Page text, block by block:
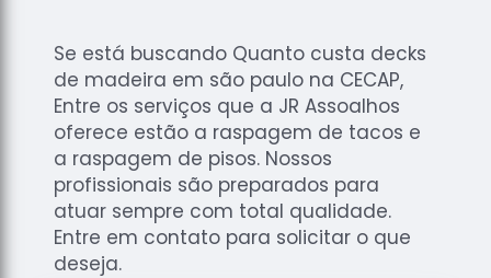
Se está buscando Quanto custa decks
de madeira em são paulo na CECAP,
Entre os serviços que a JR Assoalhos
oferece estão a raspagem de tacos e
a raspagem de pisos. Nossos
profissionais são preparados para
atuar sempre com total qualidade.
Entre em contato para solicitar o que
deseja.